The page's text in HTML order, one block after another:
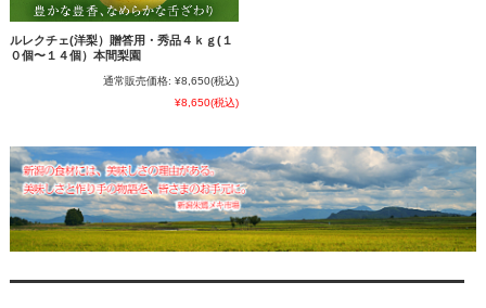
ルレクチェ(洋梨）贈答用・秀品４ｋｇ(１
０個〜１４個）本間梨園
通常販売価格: ¥8,650(税込)
¥8,650(税込)